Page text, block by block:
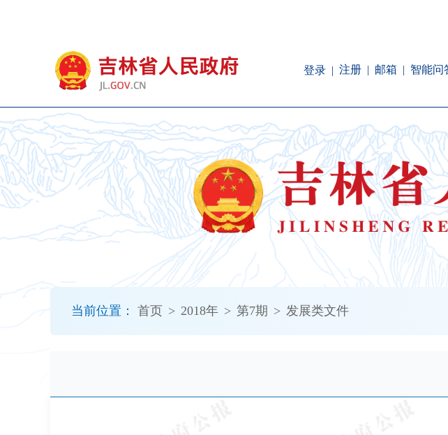
登录 注册 邮箱 智能问
当前位置： 首页 > 2018年 > 第7期 > 发展类文件
障
碍
说
明
页
面,
按
加